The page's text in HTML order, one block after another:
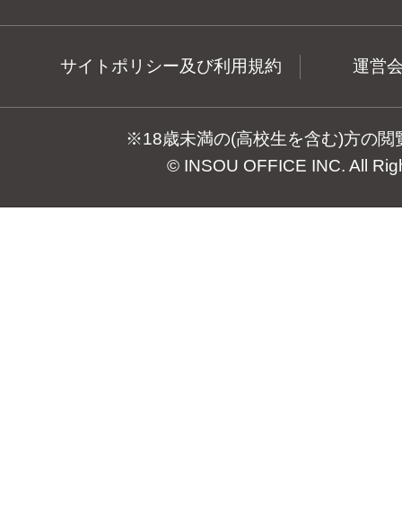
サイトポリシー及び利用規約 運営
※18歳未満の(高校生を含む)方の閲
© INSOU OFFICE INC. All